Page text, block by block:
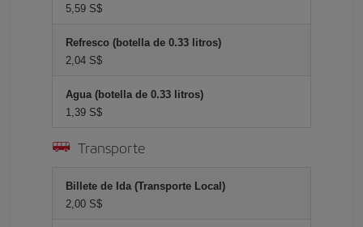
5,59 S$
Refresco (botella de 0.33 litros)
2,04 S$
Agua (botella de 0.33 litros)
1,39 S$
Transporte
Billete de Ida (Transporte Local)
2,00 S$